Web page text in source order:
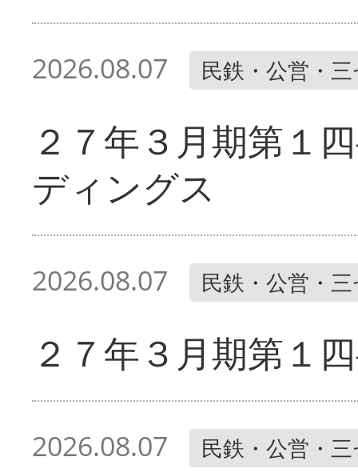
2026.08.07 民鉄・公営・
２７年３月期第１
ディングス
2026.08.07 民鉄・公営・
２７年３月期第１
2026.08.07 民鉄・公営・